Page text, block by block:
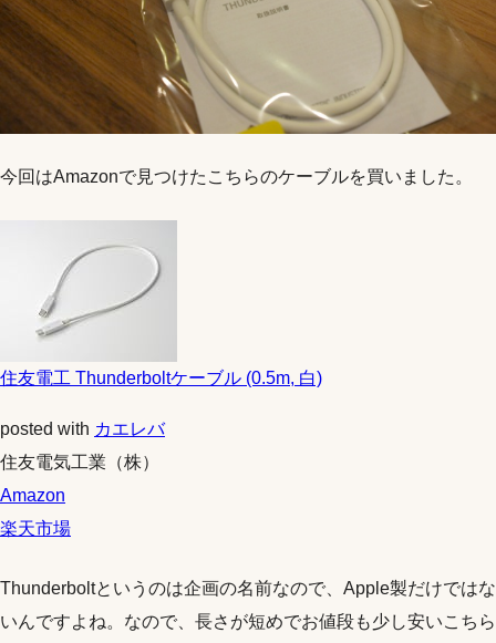
今回はAmazonで見つけたこちらのケーブルを買いました。
住友電工 Thunderboltケーブル (0.5m, 白)
posted with カエレバ
住友電気工業（株）
Amazon
楽天市場
Thunderboltというのは企画の名前なので、Apple製だけではな
いんですよね。なので、長さが短めでお値段も少し安いこちら